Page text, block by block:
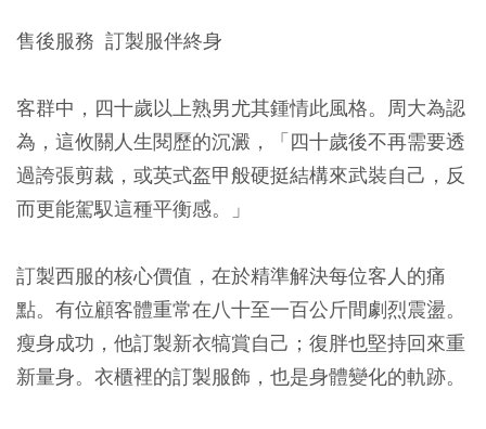
售後服務 訂製服伴終身
客群中，四十歲以上熟男尤其鍾情此風格。周大為認
為，這攸關人生閱歷的沉澱，「四十歲後不再需要透
過誇張剪裁，或英式盔甲般硬挺結構來武裝自己，反
而更能駕馭這種平衡感。」
訂製西服的核心價值，在於精準解決每位客人的痛
點。有位顧客體重常在八十至一百公斤間劇烈震盪。
瘦身成功，他訂製新衣犒賞自己；復胖也堅持回來重
新量身。衣櫃裡的訂製服飾，也是身體變化的軌跡。